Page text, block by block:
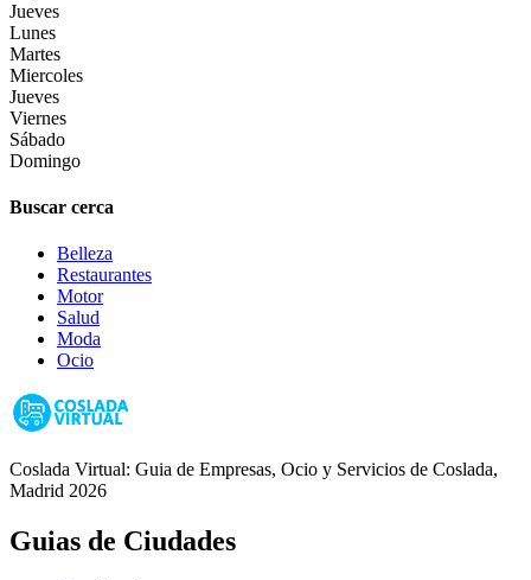
Jueves
Lunes
Martes
Miercoles
Jueves
Viernes
Sábado
Domingo
Buscar cerca
Belleza
Restaurantes
Motor
Salud
Moda
Ocio
Coslada Virtual: Guia de Empresas, Ocio y Servicios de Coslada,
Madrid 2026
Guias de Ciudades